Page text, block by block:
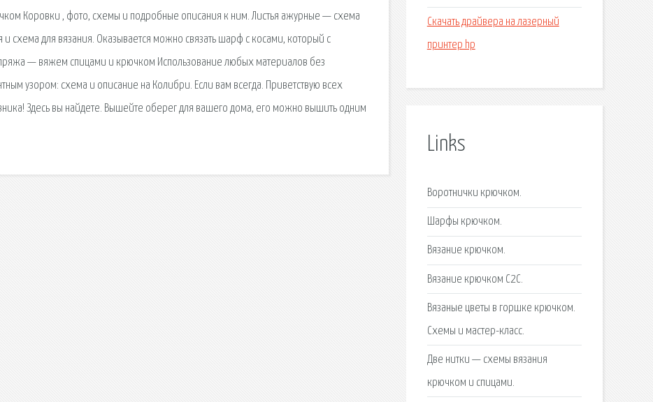
Коровки , фото, схемы и подробные описания к ним. Листья ажурные — схема
схема для вязания. Оказывается можно связать шарф с косами, который с
— вяжем спицами и крючком Использование любых материалов без
узором: схема и описание на Колибри. Если вам всегда. Приветствую всех
Здесь вы найдете. Вышейте оберег для вашего дома, его можно вышить одним
Скачать драйвера на лазерный
принтер hp
Links
Воротнички крючком.
Шарфы крючком.
Вязание крючком.
Вязание крючком С2С.
Вязаные цветы в горшке крючком.
Схемы и мастер-класс.
Две нитки — схемы вязания
крючком и спицами.